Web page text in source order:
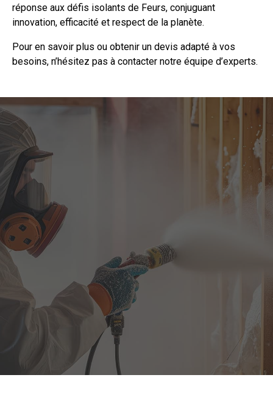
réponse aux défis isolants de Feurs, conjuguant
innovation, efficacité et respect de la planète.
Pour en savoir plus ou obtenir un devis adapté à vos
besoins, n’hésitez pas à contacter notre équipe d’experts.